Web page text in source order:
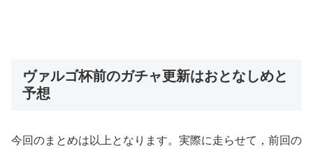
ヴァルゴ杯前のガチャ更新はおとなしめと
予想
今回のまとめは以上となります。実際に走らせて，前回の